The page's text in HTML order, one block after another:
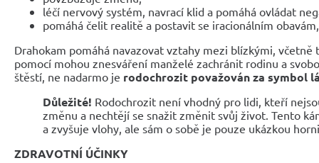
léčí nervový systém, navrací klid a pomáhá ovládat
pomáhá čelit realitě a postavit se iracionálním
Drahokam pomáhá navazovat vztahy mezi blízkými, včetně
pomocí mohou znesváření manželé zachránit rodinu a
štěstí, ne nadarmo je rodochrozit považován za symbol
Důležité! Rodochrozit není vhodný pro lidi, kteří
změnu a nechtějí se snažit změnit svůj život. Tento
a zvyšuje vlohy, ale sám o sobě je pouze ukázkou
ZDRAVOTNÍ ÚČINKY